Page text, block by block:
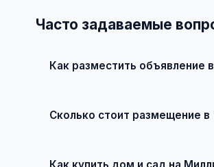
Часто задаваемые
Как разместить объявление
Сколько стоит размещение